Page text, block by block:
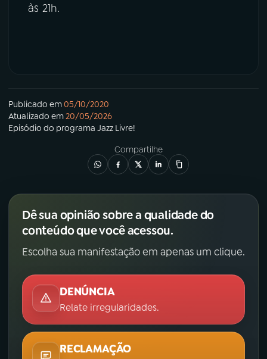
às 21h.
Publicado em05/10/2020
Atualizado em20/05/2026
Episódio do programa Jazz Livre!
Compartilhe
Dê sua opinião sobre a qualidade do
conteúdo que você acessou.
Escolha sua manifestação em apenas um clique.
DENÚNCIA
Relate irregularidades.
RECLAMAÇÃO